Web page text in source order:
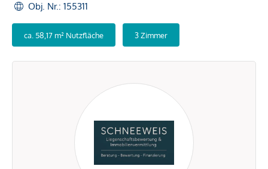
Obj. Nr.: 155311
ca. 58,17 m² Nutzfläche 3 Zimmer